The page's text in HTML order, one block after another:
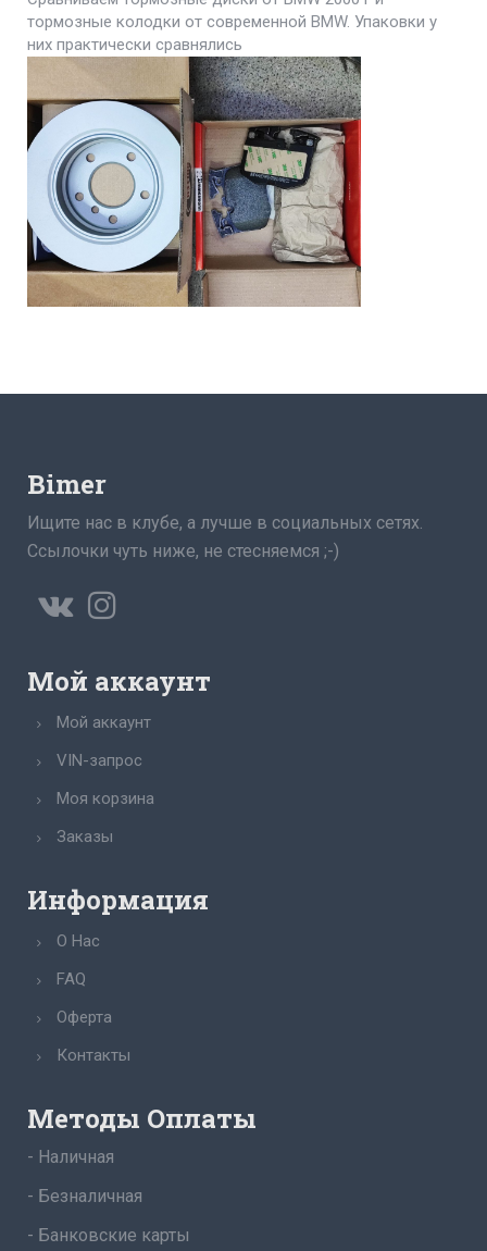
тормозные колодки от современной BMW. Упаковки у
них практически сравнялись
Bimer
Ищите нас в клубе, а лучше в социальных сетях.
Ссылочки чуть ниже, не стесняемся ;-)
Мой аккаунт
Мой аккаунт
VIN-запрос
Моя корзина
Заказы
Информация
О Нас
FAQ
Оферта
Контакты
Методы Оплаты
- Наличная
- Безналичная
- Банковские карты